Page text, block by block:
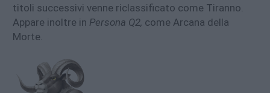
titoli successivi venne riclassificato come Tiranno.
Appare inoltre in Persona Q2, come Arcana della
Morte.